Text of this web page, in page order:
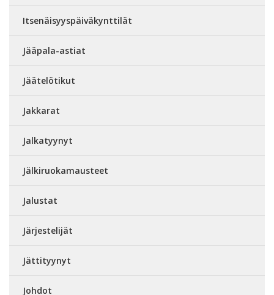
Itsenäisyyspäiväkynttilät
Jääpala-astiat
Jäätelötikut
Jakkarat
Jalkatyynyt
Jälkiruokamausteet
Jalustat
Järjestelijät
Jättityynyt
Johdot